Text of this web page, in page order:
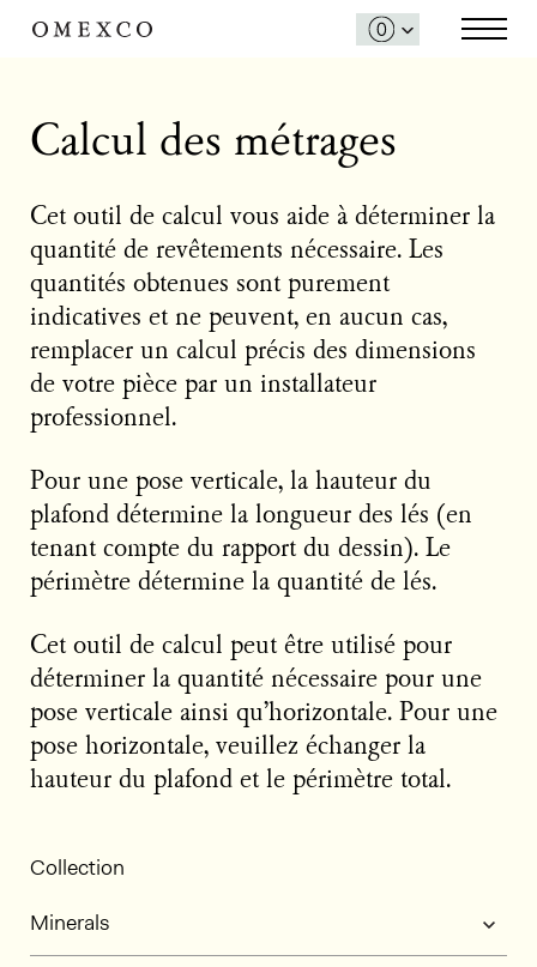
Calcul des métrages
Cet outil de calcul vous aide à déterminer la
quantité de revêtements nécessaire. Les
quantités obtenues sont purement
indicatives et ne peuvent, en aucun cas,
remplacer un calcul précis des dimensions
de votre pièce par un installateur
professionnel.
Pour une pose verticale, la hauteur du
plafond détermine la longueur des lés (en
tenant compte du rapport du dessin). Le
périmètre détermine la quantité de lés.
Cet outil de calcul peut être utilisé pour
déterminer la quantité nécessaire pour une
pose verticale ainsi qu’horizontale. Pour une
pose horizontale, veuillez échanger la
hauteur du plafond et le périmètre total.
Collection